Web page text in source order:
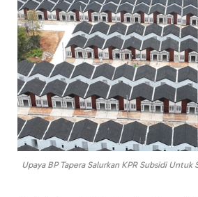
Upaya BP Tapera Salurkan KPR Subsidi Untuk